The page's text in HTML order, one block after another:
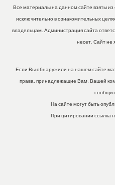
Все материалы на данном сайте взяты из
исключительно в ознакомительных
владельцам. Администрация сайта
несет. Сайт не
Если Вы обнаружили на нашем сайте
права, принадлежащие Вам, Вашей
На сайте могут быть
При цитировании ссылка